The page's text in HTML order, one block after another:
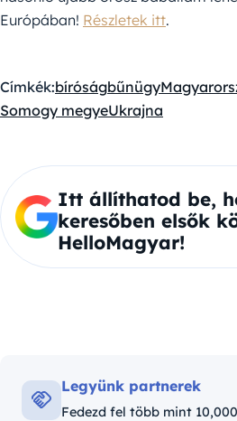
Európában! Részletek itt.
Címkék:bíróságbűnügy
Somogy megyeUkrajna
Itt állíthatod be,
keresőben elsők
HelloMagyar!
Legyünk partnerek
Fedezd fel több mint